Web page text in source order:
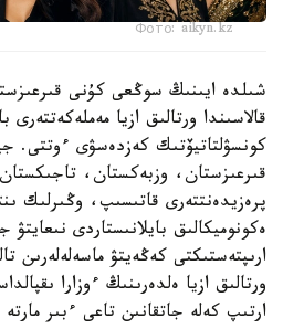
Фото: aikyn.kz
شىلدە ايىنىڭ سوڭعى كۇنى
قالاسىندا ورتالىق ازيا
كونسۋلتاتيۆتىك كەزدەسۋى ءوتتى.
قىرعىزستان، وزبەكستان،
پرەزيدەنتتەرى قاتىسىپ، وڭىرلىك
ەكونوميكالىق بايلانىستاردى نىعايتۋ
ارىپتەستىكتى كەڭەيتۋ ماسەلەلەرىن
ورتالىق ازيا ەلدەرىنىڭ ءوزارا
ارتىپ كەلە جاتقانىن تاعى ءبىر